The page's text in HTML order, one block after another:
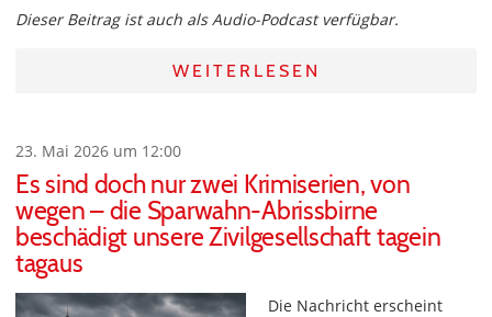
Dieser Beitrag ist auch als Audio-Podcast verfügbar.
WEITERLESEN
23. Mai 2026 um 12:00
Es sind doch nur zwei Krimiserien, von
wegen – die Sparwahn-Abrissbirne
beschädigt unsere Zivilgesellschaft tagein
tagaus
Die Nachricht erscheint